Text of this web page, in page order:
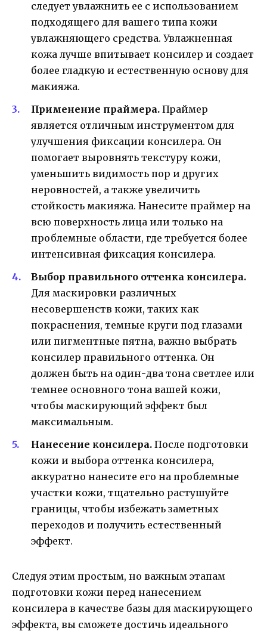
следует увлажнить ее с использованием
подходящего для вашего типа кожи
увлажняющего средства. Увлажненная
кожа лучше впитывает консилер и создает
более гладкую и естественную основу для
макияжа.
Применение праймера. Праймер
является отличным инструментом для
улучшения фиксации консилера. Он
помогает выровнять текстуру кожи,
уменьшить видимость пор и других
неровностей, а также увеличить
стойкость макияжа. Нанесите праймер на
всю поверхность лица или только на
проблемные области, где требуется более
интенсивная фиксация консилера.
Выбор правильного оттенка консилера.
Для маскировки различных
несовершенств кожи, таких как
покраснения, темные круги под глазами
или пигментные пятна, важно выбрать
консилер правильного оттенка. Он
должен быть на один-два тона светлее или
темнее основного тона вашей кожи,
чтобы маскирующий эффект был
максимальным.
Нанесение консилера. После подготовки
кожи и выбора оттенка консилера,
аккуратно нанесите его на проблемные
участки кожи, тщательно растушуйте
границы, чтобы избежать заметных
переходов и получить естественный
эффект.
Следуя этим простым, но важным этапам
подготовки кожи перед нанесением
консилера в качестве базы для маскирующего
эффекта, вы сможете достичь идеального